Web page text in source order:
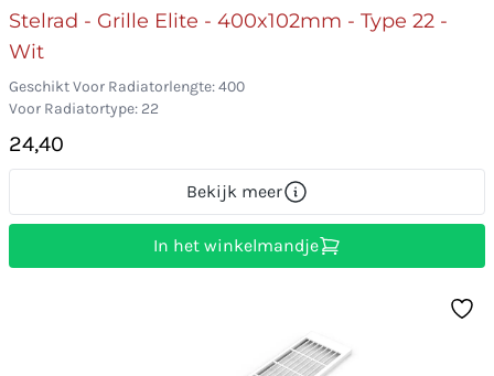
Stelrad - Grille Elite - 400x102mm - Type 22 -
Wit
Geschikt Voor Radiatorlengte: 400
Voor Radiatortype: 22
24,40
Bekijk meer
In het winkelmandje